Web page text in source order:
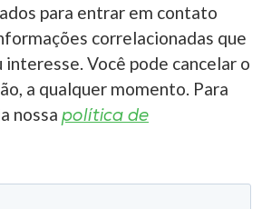
para entrar em contato
correlacionadas que
interesse. Você pode cancelar o
a qualquer momento. Para
nossa política de